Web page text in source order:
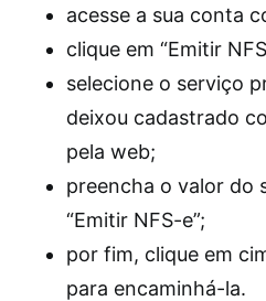
acesse a sua conta
clique em “Emitir
selecione o serviço
deixou cadastrado
pela web;
preencha o valor do
“Emitir NFS-e”;
por fim, clique em
para encaminhá-la.